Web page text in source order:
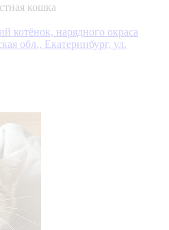
кошка
котёнок, нарядного окраса
обл., Екатеринбург, ул.